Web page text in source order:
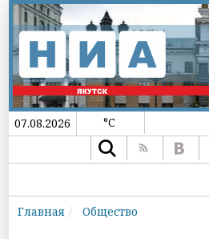
07.08.2026 °C
Главная Общество